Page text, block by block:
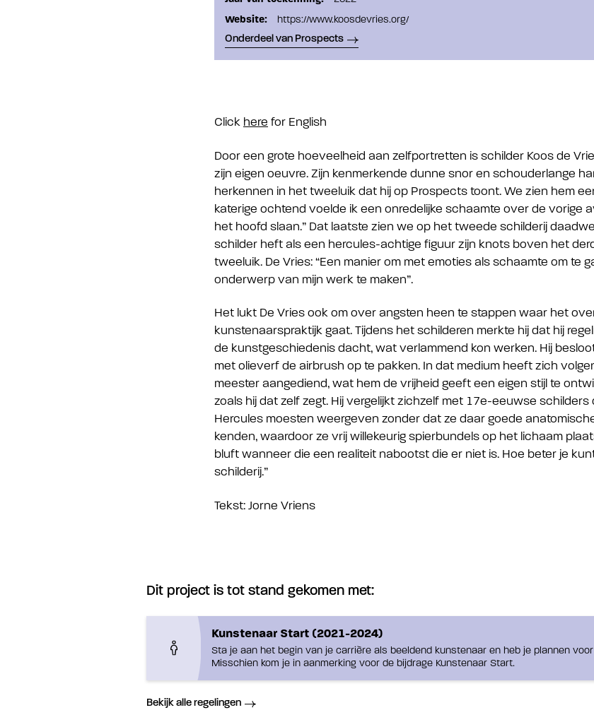
Website:
https://www.koosdevries.org/
Onderdeel van Prospects
Click here for English
Door een grote hoeveelheid aan zelfportretten is schilder Koos de
zijn eigen oeuvre. Zijn kenmerkende dunne snor en schouderlange
herkennen in het tweeluik dat hij op Prospects toont. We zien hem
katerige ochtend voelde ik een onredelijke schaamte over de vorige
het hoofd slaan.” Dat laatste zien we op het tweede schilderij
schilder heft als een hercules-achtige figuur zijn knots boven het
tweeluik. De Vries: “Een manier om met emoties als schaamte om te
onderwerp van mijn werk te maken”.
Het lukt De Vries ook om over angsten heen te stappen waar het
kunstenaarspraktijk gaat. Tijdens het schilderen merkte hij dat hij
de kunstgeschiedenis dacht, wat verlammend kon werken. Hij
met olieverf de airbrush op te pakken. In dat medium heeft zich
meester aangediend, wat hem de vrijheid geeft een eigen stijl te
zoals hij dat zelf zegt. Hij vergelijkt zichzelf met 17e-eeuwse schilders
Hercules moesten weergeven zonder dat ze daar goede
kenden, waardoor ze vrij willekeurig spierbundels op het lichaam
bluft wanneer die een realiteit nabootst die er niet is. Hoe beter je
schilderij.”
Tekst: Jorne Vriens
Dit project is tot stand gekomen met:
Kunstenaar Start (2021-2024)
Sta je aan het begin van je carrière als beeldend kunstenaar en heb je plannen
Misschien kom je in aanmerking voor de bijdrage Kunstenaar Start.
Bekijk alle regelingen